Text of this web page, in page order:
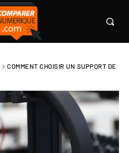
COMMENT CHOISIR UN SUPPORT DE